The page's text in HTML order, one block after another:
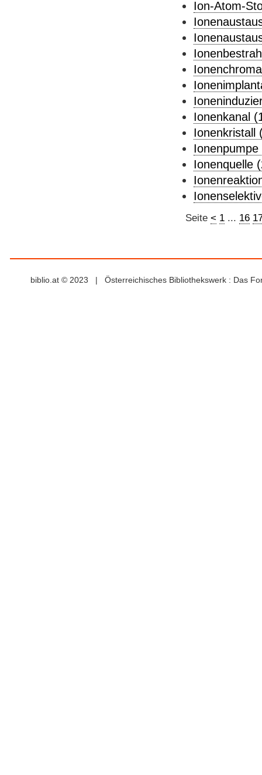
Ion-Atom-
Ionenkanal
Ionenkristall
Ionenpumpe
Ionenquelle
Seite < 1... 16
biblio.at © 2023 | Österreichisches Bibliothekswerk : Das